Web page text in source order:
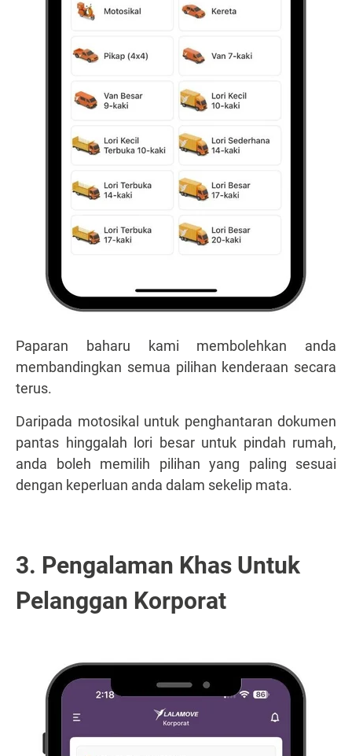
Paparan baharu kami membolehkan anda
membandingkan semua pilihan kenderaan secara
terus.
Daripada motosikal untuk penghantaran dokumen
pantas hinggalah lori besar untuk pindah rumah,
anda boleh memilih pilihan yang paling sesuai
dengan keperluan anda dalam sekelip mata.
3. Pengalaman Khas Untuk
Pelanggan Korporat